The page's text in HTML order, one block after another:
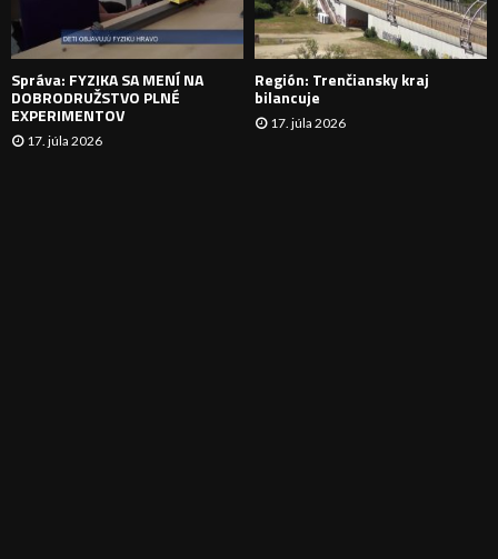
I
E
Správa: FYZIKA SA MENÍ NA
DOBRODRUŽSTVO PLNÉ
EXPERIMENTOV
17. júla 2026
Región: Trenčiansky kraj
bilancuje
17. júla 2026